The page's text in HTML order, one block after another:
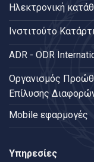
Ηλεκτρονική
Ινστιτούτο
ADR - ODR
Oργανισμός
Επίλυσης
Mobile εφαρμογές
Υπηρεσίες